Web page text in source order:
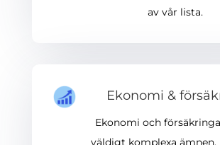
av vår lista.
Ekonomi &
Ekonomi och
väldigt komplexa ämnen.